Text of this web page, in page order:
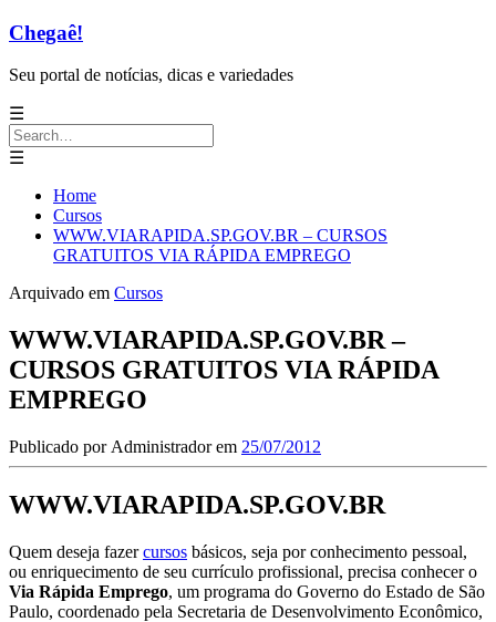
Chegaê!
Seu portal de notícias, dicas e variedades
☰
Search
for:
☰
Home
Cursos
WWW.VIARAPIDA.SP.GOV.BR – CURSOS
GRATUITOS VIA RÁPIDA EMPREGO
Arquivado em Cursos
WWW.VIARAPIDA.SP.GOV.BR –
CURSOS GRATUITOS VIA RÁPIDA
EMPREGO
Publicado por Administradorem 25/07/2012
WWW.VIARAPIDA.SP.GOV.BR
Quem deseja fazercursos básicos, seja por conhecimento pessoal,
ou enriquecimento de seu currículo profissional, precisa conhecer o
Via Rápida Emprego, um programa do Governo do Estado de São
Paulo, coordenado pela Secretaria de Desenvolvimento Econômico,